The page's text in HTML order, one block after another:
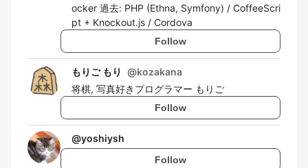
ocker 過去: PHP (Ethna, Symfony) / CoffeeScri
pt + Knockout.js / Cordova
Follow
もりご もり @kozakana
将棋, 写真好きプログラマー もりご
Follow
@yoshiysh
Follow